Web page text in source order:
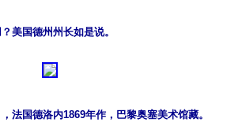
美国德州州长如是说。
法国德洛内1869年作，巴黎奥塞美术馆藏。